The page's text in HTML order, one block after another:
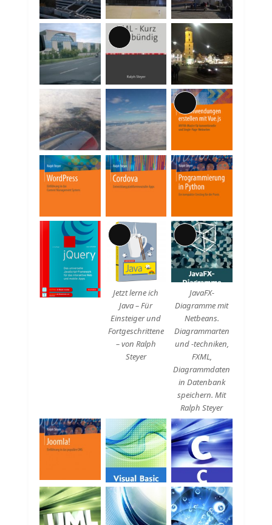
Lange
Beschreibung
Lange
Beschreibung
Lange
Beschreibung
Jetzt lerne ich
Java – Für
Einsteiger und
Fortgeschrittene
– von Ralph
Steyer
Lange
Beschreibung
JavaFX-
Diagramme mit
Netbeans.
Diagrammarten
und -techniken,
FXML,
Diagrammdaten
in Datenbank
speichern. Mit
Ralph Steyer